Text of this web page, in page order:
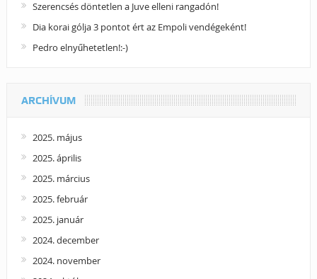
Szerencsés döntetlen a Juve elleni rangadón!
Dia korai gólja 3 pontot ért az Empoli vendégeként!
Pedro elnyűhetetlen!:-)
ARCHÍVUM
2025. május
2025. április
2025. március
2025. február
2025. január
2024. december
2024. november